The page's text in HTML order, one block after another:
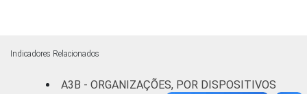
recreação
Indicadores Relacionados
A3B - ORGANIZAÇÕES, POR DISPOSITIVOS